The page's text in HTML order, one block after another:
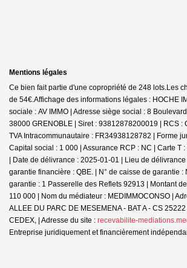
Mentions légales
Ce bien fait partie d'une copropriété de 248 lots.Les
de 54€.Affichage des informations légales : HOCHE
sociale : AV IMMO | Adresse siège social : 8
38000 GRENOBLE | Siret : 93812878200019 | RCS :
TVA Intracommunautaire : FR34938128782 | Forme
Capital social : 1 000 | Assurance RCP : NC | Carte T
| Date de délivrance : 2025-01-01 | Lieu de
garantie financière : QBE. | N° de caisse de garantie :
garantie : 1 Passerelle des Reflets 92913 | Montant
110 000 | Nom du médiateur : MEDIMMOCONSO |
ALLEE DU PARC DE MESEMENA - BAT A - CS
CEDEX, | Adresse du site : recevabilite-
Entreprise juridiquement et financièrement